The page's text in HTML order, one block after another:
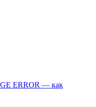
ERROR — как